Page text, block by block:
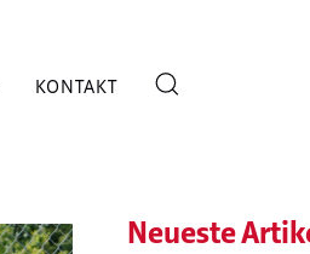
KONTAKT
Neueste